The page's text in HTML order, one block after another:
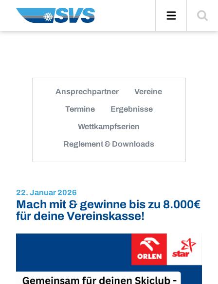
Inhalt
Ansprechpartner Vereine
Termine Ergebnisse
Wettkampfserien
Reglement & Downloads
22. Januar 2026
Mach mit & gewinne bis zu 8.000€
für deine Vereinskasse!